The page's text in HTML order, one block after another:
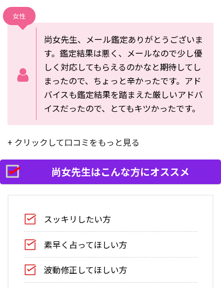
女性
尚女先生、メール鑑定ありがとうございま
す。鑑定結果は悪く、メールなので少し優
しく対応してもらえるのかなと期待してし
まったので、ちょっと辛かったです。アド
バイスも鑑定結果を踏まえた厳しいアドバ
イスだったので、とてもキツかったです。
+ クリックして口コミをもっと見る
尚女先生はこんな方にオススメ
スッキリしたい方
素早く占ってほしい方
波動修正してほしい方